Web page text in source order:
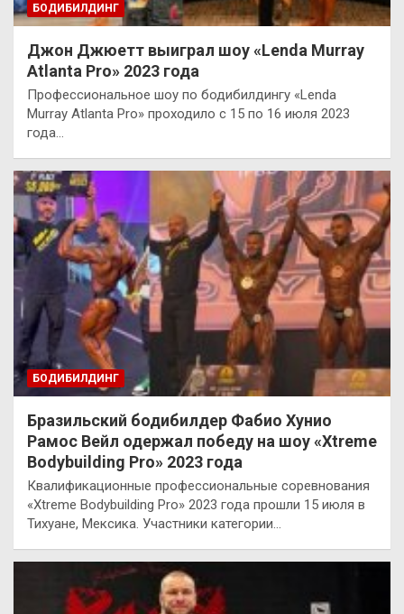
БОДИБИЛДИНГ
Джон Джюетт выиграл шоу «Lenda Murray
Atlanta Pro» 2023 года
Профессиональное шоу по бодибилдингу «Lenda
Murray Atlanta Pro» проходило с 15 по 16 июля 2023
года…
БОДИБИЛДИНГ
Бразильский бодибилдер Фабио Хунио
Рамос Вейл одержал победу на шоу «Xtreme
Bodybuilding Pro» 2023 года
Квалификационные профессиональные соревнования
«Xtreme Bodybuilding Pro» 2023 года прошли 15 июля в
Тихуане, Мексика. Участники категории…